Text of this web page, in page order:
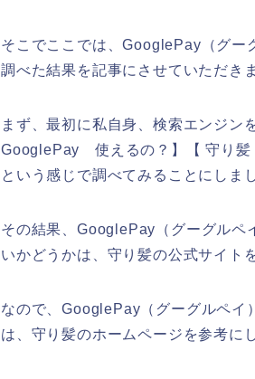
そこでここでは、GooglePay（グー
調べた結果を記事にさせていただき
まず、最初に私自身、検索エンジ
GooglePay 使えるの？】【 守り髪
という感じで調べてみることにしま
その結果、GooglePay（グーグルペ
いかどうかは、守り髪の公式サイト
なので、GooglePay（グーグルペイ
は、守り髪のホームページを参考に